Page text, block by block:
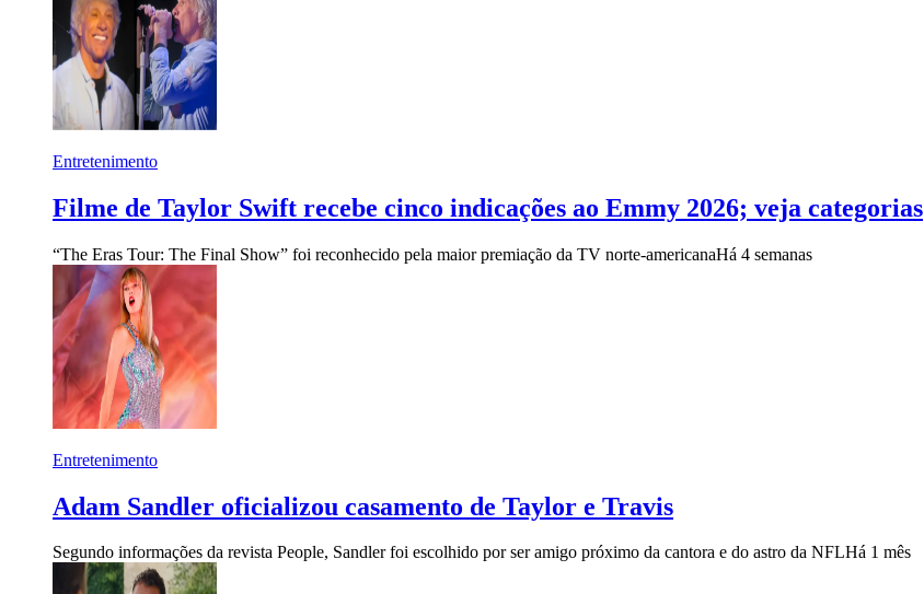
Entretenimento
Filme de Taylor Swift recebe cinco indicações ao Emmy 2026; veja categorias
“The Eras Tour: The Final Show” foi reconhecido pela maior premiação da TV norte-americanaHá 4 semanas
Entretenimento
Adam Sandler oficializou casamento de Taylor e Travis
Segundo informações da revista People, Sandler foi escolhido por ser amigo próximo da cantora e do astro da NFLHá 1 mês